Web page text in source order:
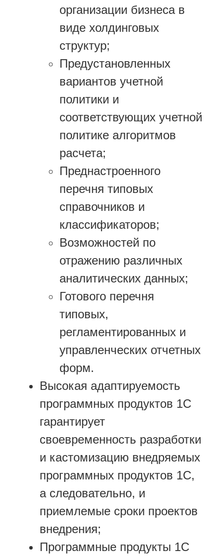
организации бизнеса в
виде холдинговых
структур;
Предустановленных
вариантов учетной
политики и
соответствующих учетной
политике алгоритмов
расчета;
Преднастроенного
перечня типовых
справочников и
классификаторов;
Возможностей по
отражению различных
аналитических данных;
Готового перечня
типовых,
регламентированных и
управленческих отчетных
форм.
Высокая адаптируемость
программных продуктов 1С
гарантирует
своевременность разработки
и кастомизацию внедряемых
программных продуктов 1С,
а следовательно, и
приемлемые сроки проектов
внедрения;
Программные продукты 1С